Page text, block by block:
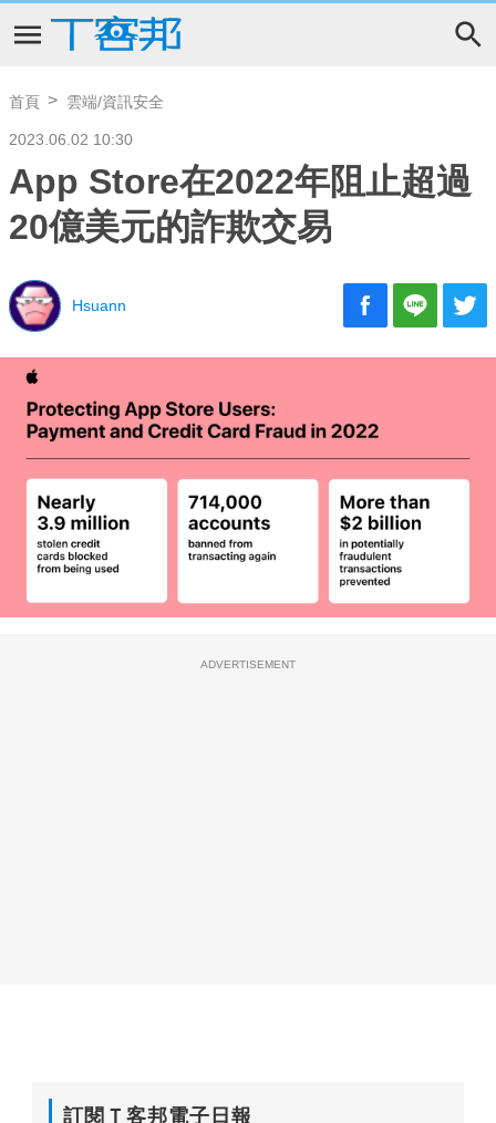
首頁 雲端/資訊安全
2023.06.02 10:30
App Store在2022年阻止超過
20億美元的詐欺交易
Hsuann
ADVERTISEMENT
訂閱Ｔ客邦電子日報